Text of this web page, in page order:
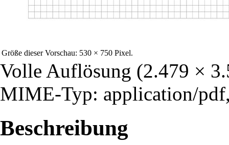
Größe dieser Vorschau: 530 × 750 Pixel.
Volle Auflösung (2.479 ×
MIME-Typ: application/
Beschreibung